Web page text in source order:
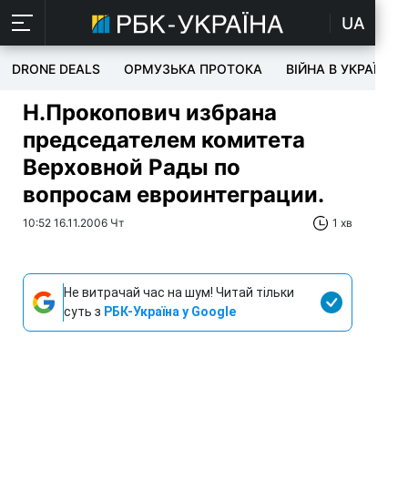
UA
DRONE DEALS ОРМУЗЬКА ПРОТОКА ВІЙНА В УКРАЇНІ
Н.Прокопович избрана
председателем комитета
Верховной Рады по
вопросам евроинтеграции.
10:52 16.11.2006 Чт 1 хв
Не витрачай час на шум! Читай тільки
суть з РБК-Україна у Google